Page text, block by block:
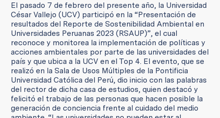
El pasado 7 de febrero del presente año, la Universidad
César Vallejo (UCV) participó en la “Presentación de
resultados del Reporte de Sostenibilidad Ambiental en
Universidades Peruanas 2023 (RSAUP)”, el cual
reconoce y monitorea la implementación de políticas y
acciones ambientales por parte de las universidades del
país y que ubica a la UCV en el Top 4. El evento, que se
realizó en la Sala de Usos Múltiples de la Pontificia
Universidad Católica del Perú, dio inicio con las palabras
del rector de dicha casa de estudios, quien destacó y
felicitó el trabajo de las personas que hacen posible la
generación de conciencia frente al cuidado del medio